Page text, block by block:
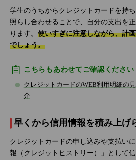
学生のうちからクレジットカードを持
照らし合わせることで、自分の支出を
ります。 使いすぎに注意しながら、計
でしょう。
こちらもあわせてご確認ください
クレジットカードのWEB利用明細の
介
早くから信用情報を積み上げ
クレジットカードの申し込みや支払い
報（クレジットヒストリー）」として